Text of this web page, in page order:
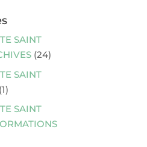
SAINT
(24)
SAINT
(1)
SAINT